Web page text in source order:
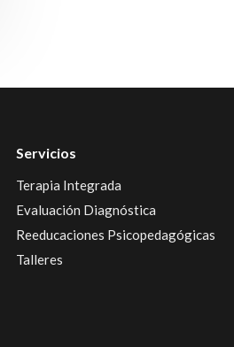
Servicios
Terapia Integrada
Evaluación Diagnóstica
Reeducaciones Psicopedagógicas
Talleres